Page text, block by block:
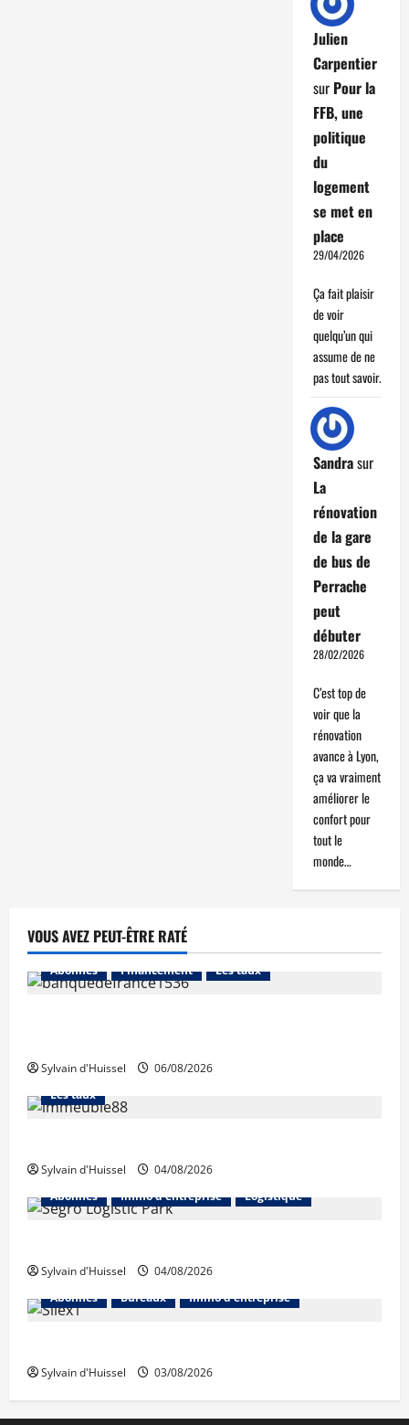
Julien
Carpentier
sur Pour la
FFB, une
politique
du
logement
se met en
place
29/04/2026
Ça fait plaisir
de voir
quelqu’un qui
assume de ne
pas tout savoir.
Sandrasur
La
rénovation
de la gare
de bus de
Perrache
peut
débuter
28/02/2026
C’est top de
voir que la
rénovation
avance à Lyon,
ça va vraiment
améliorer le
confort pour
tout le
monde…
VOUS AVEZ PEUT-ÊTRE RATÉ
Abonnés Financement Les taux
Sylvain d'Huissel 06/08/2026
Abonnés Financement
Les taux
Sylvain d'Huissel
04/08/2026
Abonnés
Immo d'entreprise Logistique
Sylvain d'Huissel
04/08/2026
Abonnés
Bureaux Immo d'entreprise
Sylvain d'Huissel 03/08/2026